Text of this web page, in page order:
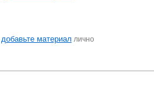
добавьте материал лично